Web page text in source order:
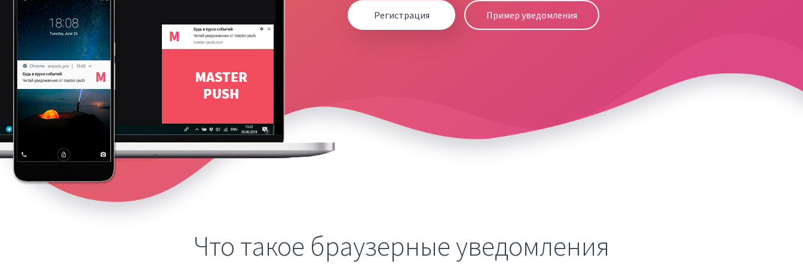
Регистрация Пример уведомления
Что такое браузерные уведомления